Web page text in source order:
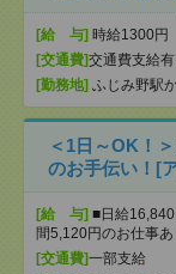
[給 与] 時給1300円
[交通費]交通費支給有
[勤務地] ふじみ野駅
＜1日～OK！
のお手伝い！[
[給 与] ■日給
間5,120円のお仕事あ
[交通費]一部支給